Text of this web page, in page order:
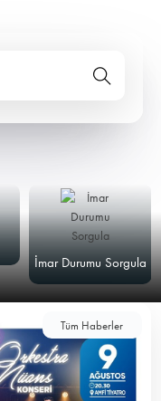
İmar Durumu Sorgula
Tüm Haberler